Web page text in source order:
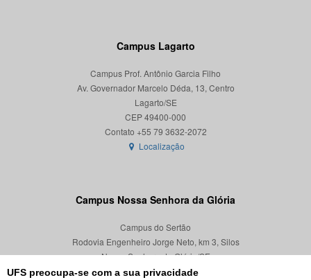
UFS preocupa-se com a sua privacidade
Campus Lagarto
Campus Prof. Antônio Garcia Filho
Av. Governador Marcelo Déda, 13, Centro
Lagarto/SE
CEP 49400-000
Localização
Campus Nossa Senhora da Glória
Campus do Sertão
Rodovia Engenheiro Jorge Neto, km 3, Silos
Nossa Senhora da Glória/SE
CEP 49680-000